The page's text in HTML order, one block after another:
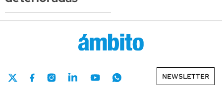
NEWSLETTER